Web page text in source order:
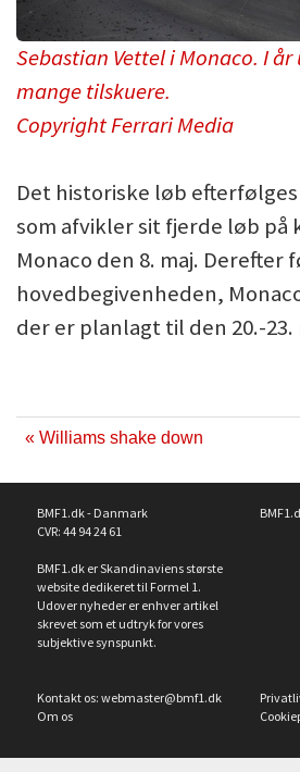
Sebastian Vettel i Monaco. I
mange tilskuere.
Copyright Ferrari Media
Det historiske løb efterfølges
som afvikler sit fjerde løb på
Monaco den 8. maj. Derefter
hovedbegivenheden,
der er planlagt til den 20.-23.
« Williams shake down
BMF1.dk - Danmark
CVR: 44 94 24 61
BMF1.dk er Skandinaviens største
website dedikeret til Formel 1.
Udover nyheder er enhver artikel
skrevet som et udtryk for vores
subjektive synspunkt.
Kontakt os: webmaster@bmf1.dk
Om os